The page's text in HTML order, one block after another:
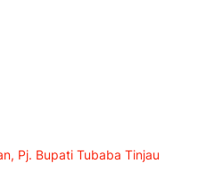
Pj. Bupati Tubaba Tinjau